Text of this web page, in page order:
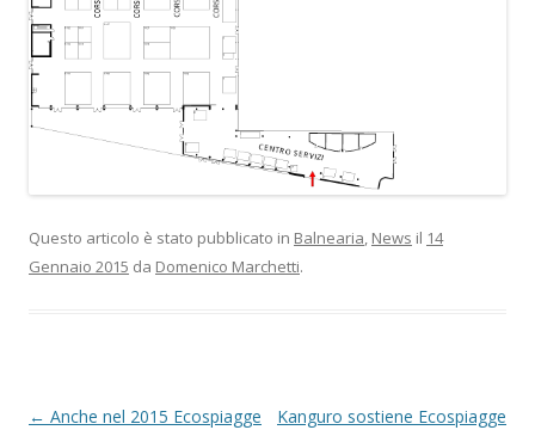
Questo articolo è stato pubblicato in Balnearia, News il 14
Gennaio 2015 da Domenico Marchetti.
Navigazione
← Anche nel 2015 Ecospiagge
Kanguro sostiene Ecospiagge